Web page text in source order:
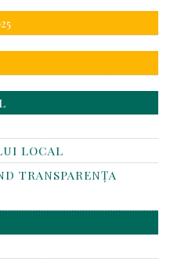
LOCAL
TRANSPARENŢA